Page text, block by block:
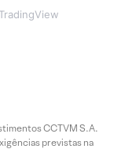
CCTVM S.A.
previstas na